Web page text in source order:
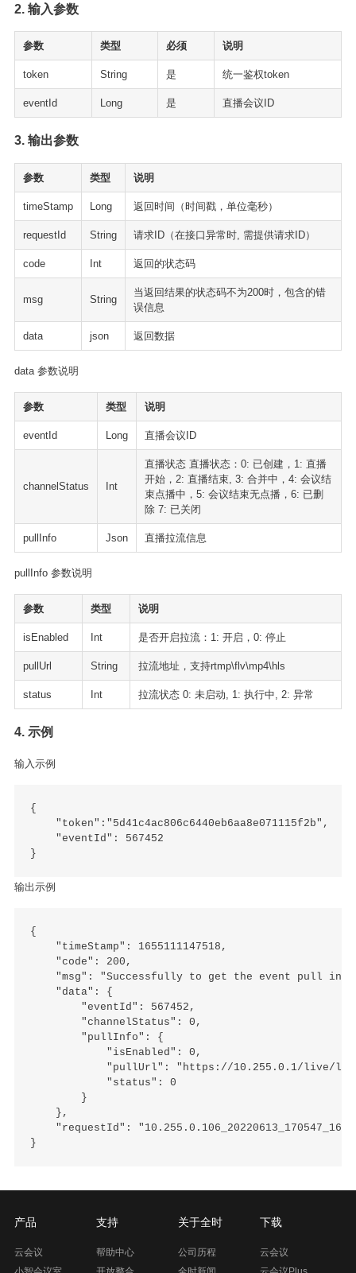
2. 输入参数
参数 类型 必须 说明
token String 是 统一鉴权token
eventId Long 是 直播会议ID
3. 输出参数
参数 类型 说明
timeStamp Long 返回时间（时间戳，单位毫秒）
requestId String 请求ID（在接口异常时, 需提供请求ID）
code Int 返回的状态码
msg String
当返回结果的状态码不为200时，包含的错
误信息
data json 返回数据
data 参数说明
参数 类型 说明
eventId Long 直播会议ID
channelStatus Int
直播状态 直播状态：0: 已创建，1: 直播
开始，2: 直播结束, 3: 合并中，4: 会议结
束点播中，5: 会议结束无点播，6: 已删
除 7: 已关闭
pullInfo Json 直播拉流信息
pullInfo 参数说明
参数 类型 说明
isEnabled Int 是否开启拉流：1: 开启，0: 停止
pullUrl String 拉流地址，支持rtmp\flv\mp4\hls
status Int 拉流状态 0: 未启动, 1: 执行中, 2: 异常
4. 示例
输入示例
{
    "token":"5d41c4ac806c6440eb6aa8e071115f2b",
    "eventId": 567452
输出示例
{
    "timeStamp": 1655111147518,
    "code": 200,
"msg": "Successfully to get the event pull
    "data": {
        "eventId": 567452,
        "channelStatus": 0,
        "pullInfo": {
            "isEnabled": 0,
"pullUrl": "https://10.255.0.1/live/
            "status": 0
        }
    },
"requestId":
产品
云会议
支持
帮助中心
关于全时
公司历程
下载
云会议